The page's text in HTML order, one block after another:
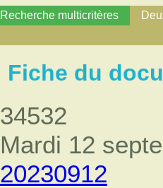
Recherche multicritères
Fiche du
34532
Mardi 12
20230912